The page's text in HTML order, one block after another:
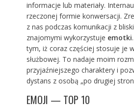
informacje lub materiały.
rzeczonej formie konwersacji.
z nas podczas komunikacji z
znajomymi wykorzystuje emotki
tym, iż coraz częściej stosuje je
służbowej. To nadaje moim
przyjaźniejszego charaktery i
dystans z osobą „po drugiej
EMOJI — TOP 10